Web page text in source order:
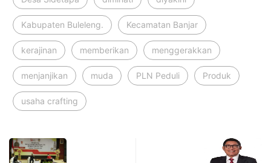
Kabupaten Buleleng. Kecamatan Banjar
kerajinan memberikan menggerakkan
menjanjikan muda PLN Peduli Produk
usaha crafting